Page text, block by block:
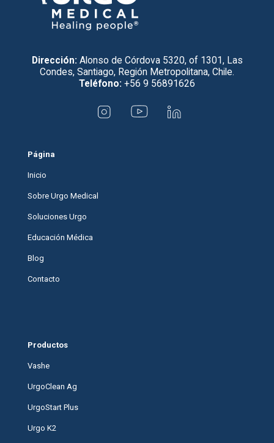
Dirección: Alonso de Córdova 5320, of 1301, Las
Condes, Santiago, Región Metropolitana, Chile.
Teléfono: +56 9 56891626
Página
Inicio
Sobre Urgo Medical
Soluciones Urgo
Educación Médica
Blog
Contacto
Productos
Vashe
UrgoClean Ag
UrgoStart Plus
Urgo K2